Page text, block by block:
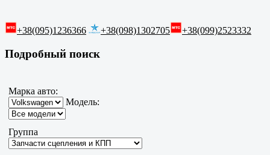
+38(095)1236366 +38(098)1302705 +38(099)2523332
Подробный поиск
Марка авто:
Модель:
Группа